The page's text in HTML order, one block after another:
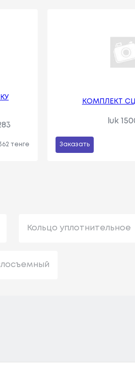
тенге
КОМПЛЕКТ
luk
Заказать
Кольцо уплотнительное